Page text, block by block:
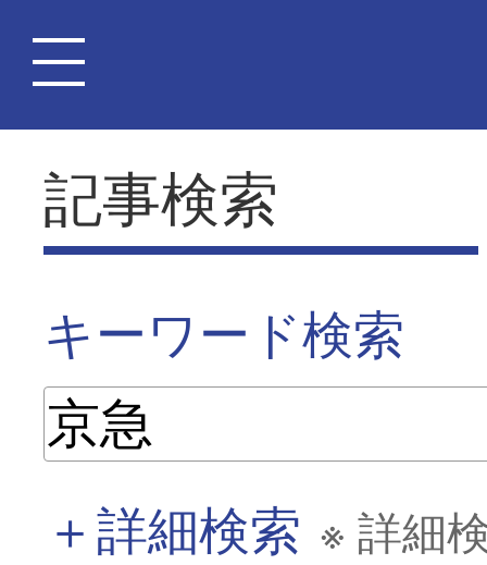
記事検索
キーワード検索
＋詳細検索 ※ 詳細